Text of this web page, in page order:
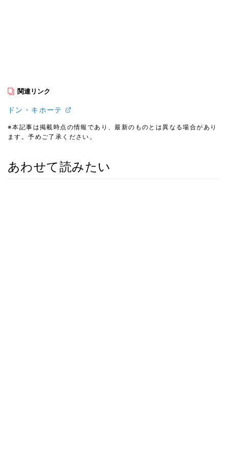
関連リンク
ドン・キホーテ
※本記事は掲載時点の情報であり、最新のものとは異なる場合があり
ます。予めご了承ください。
あわせて読みたい